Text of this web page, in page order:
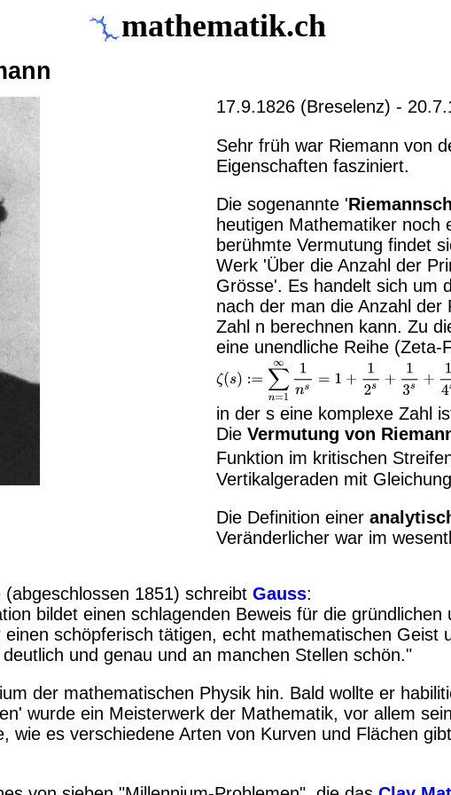
mathematik.ch
17.9.1826 (Breselenz) -
Sehr früh war Riemann von
Eigenschaften fasziniert.
Die sogenannte '
heutigen Mathematiker noch
berühmte Vermutung findet
Werk 'Über die Anzahl der
Grösse'. Es handelt sich um
nach der man die Anzahl der
Zahl n berechnen kann. Zu
eine unendliche Reihe (Zeta-
in der s eine komplexe Zahl
Die Vermutung von
Funktion im kritischen
Vertikalgeraden mit
Die Definition einer
Veränderlicher war im
1851) schreibt Gauss:
bildet einen schlagenden Beweis für die
schöpferisch tätigen, echt mathematischen Geist
und genau und an manchen Stellen schön."
der mathematischen Physik hin. Bald wollte er
wurde ein Meisterwerk der Mathematik, vor allem
wie es verschiedene Arten von Kurven und Flächen